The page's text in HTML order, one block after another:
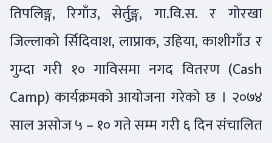
तिपलिङ्ग, रिगाँउ, सेर्तुङ्ग, गा.वि.स. र गोरखा
जिल्लाको र्सिदिवाश, लाप्राक, उहिया, काशीगाँउ र
गुम्दा गरी १० गाविसमा नगद वितरण (Cash
Camp) कार्यक्रमको आयोजना गरेको छ । २०७४
साल असोज ५ – १० गते सम्म गरी ६ दिन संचालित